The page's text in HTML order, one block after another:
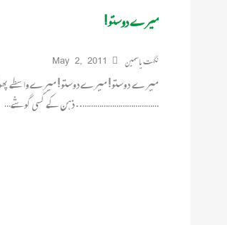
میرے دوستو!
نگہت یاسمین May 2, 2011
میرے دوستو! میرے دوستو! میرے واسطے
……………………………….. ذہن کے کسی گوشے…